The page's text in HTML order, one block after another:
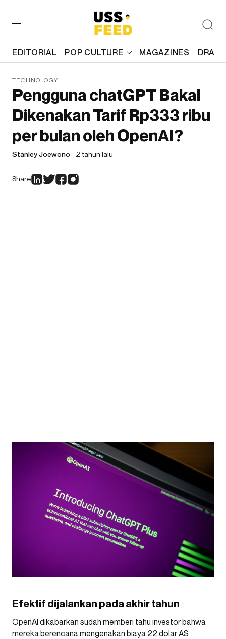
EDITORIAL POP CULTURE MAGAZINES
TECHNOLOGY
Pengguna chatGPT Bakal
Dikenakan Tarif Rp333 ribu
per bulan oleh OpenAI?
Stanley Joewono 2 tahun lalu
Share
Efektif dijalankan pada akhir tahun
OpenAI dikabarkan sudah memberi tahu investor bahwa
mereka berencana mengenakan biaya 22 dolar AS